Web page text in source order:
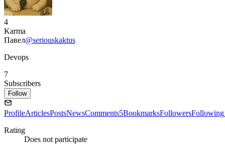
4
Karma
Павел@seriouskaktus
Devops
7
Subscribers
Follow
ProfileArticlesPostsNewsComments5BookmarksFollowersFollowing
Rating
Does not participate